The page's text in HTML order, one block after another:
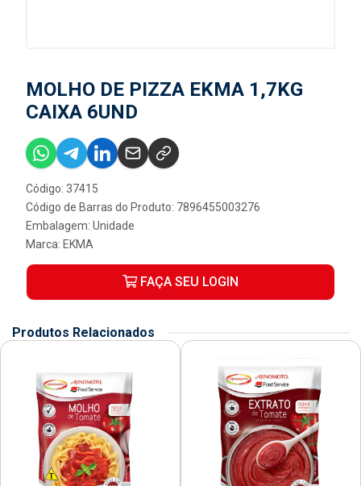
MOLHO DE PIZZA EKMA 1,7KG
CAIXA 6UND
Código: 37415
Código de Barras do Produto: 7896455003276
Embalagem: Unidade
Marca: EKMA
FAÇA SEU LOGIN
Produtos Relacionados